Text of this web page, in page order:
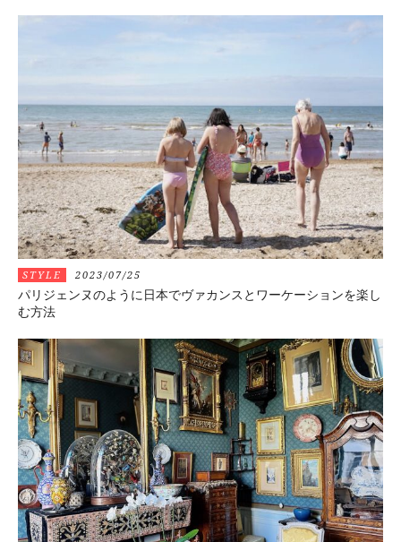
STYLE 2023/07/25
パリジェンヌのように日本でヴァカンスとワーケーションを楽し
む方法